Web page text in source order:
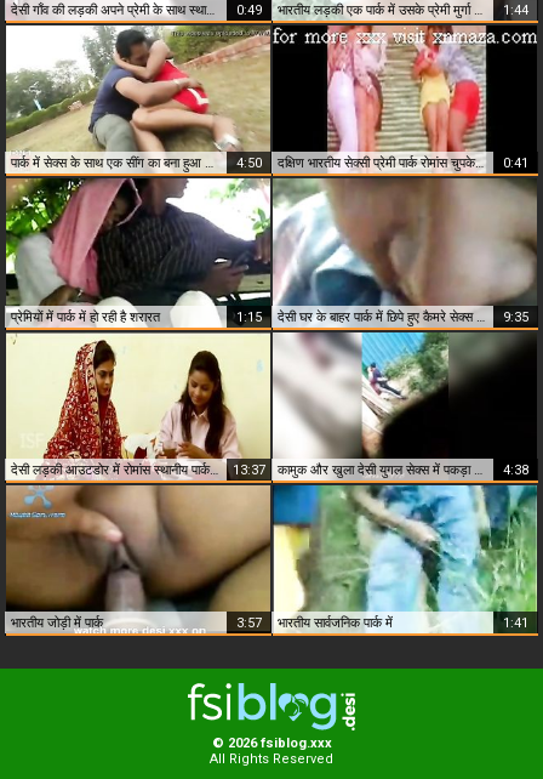
देसी गाँव की लड़की अपने प्रेमी के साथ स्थानीय पार्क में एमएमएस लीक 0:49 भारतीय लड़की एक पार्क में उसके प्रेमी मुर्गा दे रही एमएमएस 1:44
पार्क में सेक्स के साथ एक सींग का बना हुआ जोड़ी 4:50 दक्षिण भारतीय सेक्सी प्रेमी पार्क रोमांस चुपके से 0:41
प्रेमियों में पार्क में हो रही है शरारत 1:15 9:35
देसी लड़की आउटडोर में रोमांस स्थानीय पार्क में 13:37 कामुक और खुला देसी युगल सेक्स में पकड़ा पार्क 4:38
भारतीय जोड़ी में पार्क 3:57 भारतीय सार्वजनिक पार्क में 1:41
© 2026 fsiblog.xxx
All Rights Reserved